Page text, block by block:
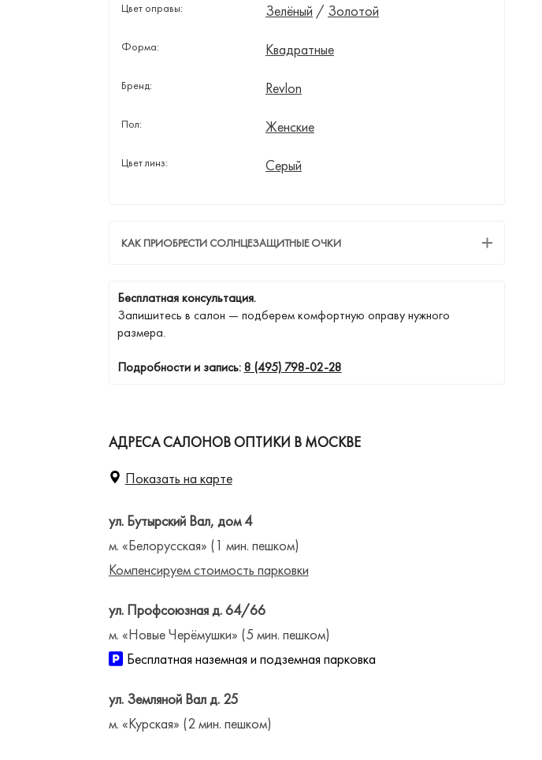
Цвет оправы: Зелёный / Золотой
Форма: Квадратные
Бренд: Revlon
Пол: Женские
Цвет линз: Серый
КАК ПРИОБРЕСТИ СОЛНЦЕЗАЩИТНЫЕ ОЧКИ
Бесплатная консультация.
Запишитесь в салон — подберем комфортную оправу нужного
размера.
Подробности и запись:8 (495) 798-02-28
АДРЕСА САЛОНОВ ОПТИКИ В МОСКВЕ
Показать на карте
ул. Бутырский Вал, дом 4
м. «Белорусская» (1 мин. пешком)
Компенсируем стоимость парковки
ул. Профсоюзная д. 64/66
м. «Новые Черёмушки» (5 мин. пешком)
Бесплатная наземная и подземная парковка
ул. Земляной Вал д. 25
м. «Курская» (2 мин. пешком)